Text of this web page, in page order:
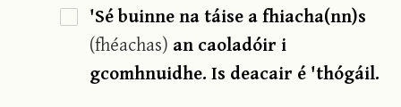
'Sé buinne na táise a fhiacha(nn)s
(fhéachas) an caoladóir i
gcomhnuidhe. Is deacair é 'thógáil.